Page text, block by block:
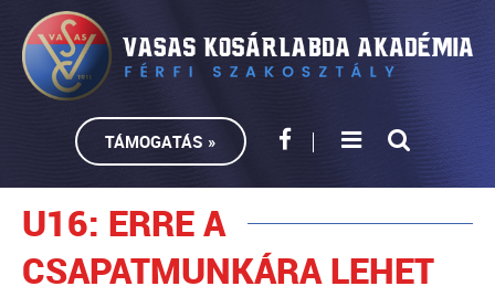
TÁMOGATÁS »
U16: ERRE A
CSAPATMUNKÁRA LEHET